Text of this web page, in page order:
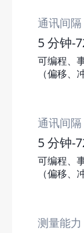
通讯间隔
5 分钟-
可编程、
（偏移、
通讯间隔
5 分钟-
可编程、
（偏移、
测量能力